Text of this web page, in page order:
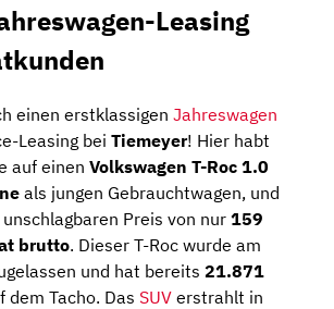
Leasing
einen erstklassigen Jahreswagen
Leasing bei Tiemeyer! Hier habt
auf einen Volkswagen T-Roc 1.0
als jungen Gebrauchtwagen, und
Preis von nur 159
brutto. Dieser T-Roc wurde am
und hat bereits 21.871
dem Tacho. Das SUV erstrahlt in